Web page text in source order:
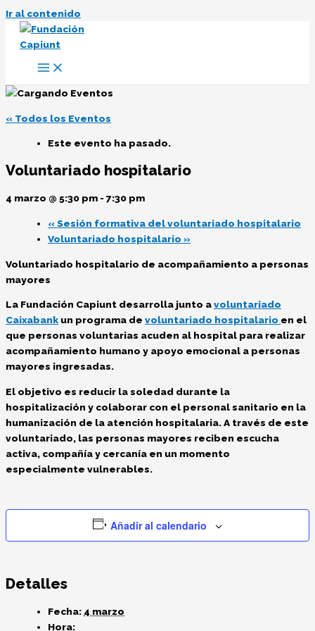
Ir al contenido
« Todos los Eventos
Este evento ha pasado.
Voluntariado hospitalario
4 marzo @ 5:30 pm - 7:30 pm
« Sesión formativa del voluntariado hospitalario
Voluntariado hospitalario »
Voluntariado hospitalario de acompañamiento a personas
mayores
La Fundación Capiunt desarrolla junto avoluntariado
Caixabank un programa de voluntariado hospitalario en el
que personas voluntarias acuden al hospital para realizar
acompañamiento humano y apoyo emocional a personas
mayores ingresadas.
El objetivo es reducir la soledad durante la
hospitalización y colaborar con el personal sanitario en la
humanización de la atención hospitalaria. A través de este
voluntariado, las personas mayores reciben escucha
activa, compañía y cercanía en un momento
especialmente vulnerables.
Añadir al calendario
Detalles
Fecha: 4 marzo
Hora: